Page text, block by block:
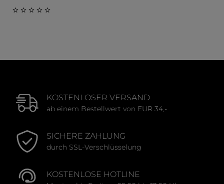
KOSTENLOSER VERSAND
ab einem Bestellwert von EUR 34,-
SICHERE ZAHLUNG
durch SSL-Verschlüsselung
KOSTENLOSE HOTLINE